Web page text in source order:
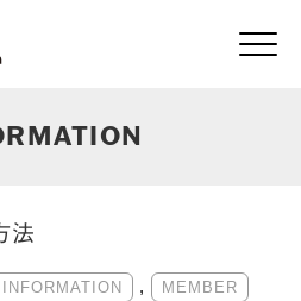
Click
法
INFORMATION , MEMBER